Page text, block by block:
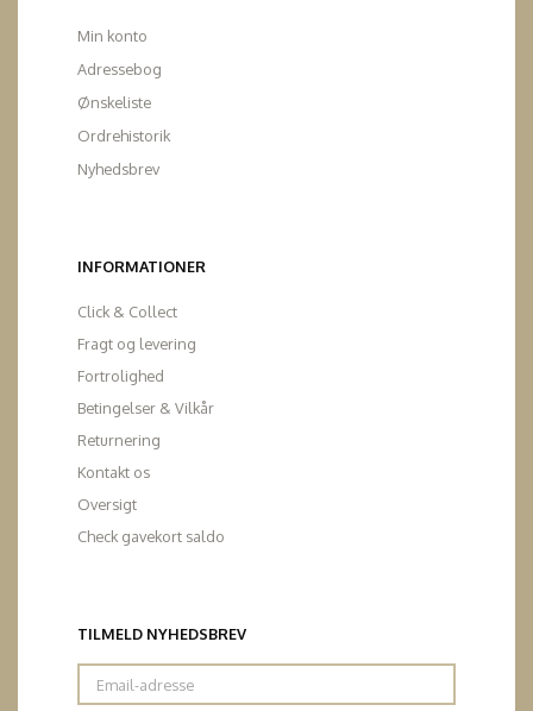
Min konto
Adressebog
Ønskeliste
Ordrehistorik
Nyhedsbrev
INFORMATIONER
Click & Collect
Fragt og levering
Fortrolighed
Betingelser & Vilkår
Returnering
Kontakt os
Oversigt
Check gavekort saldo
TILMELD NYHEDSBREV
Email-
adresse